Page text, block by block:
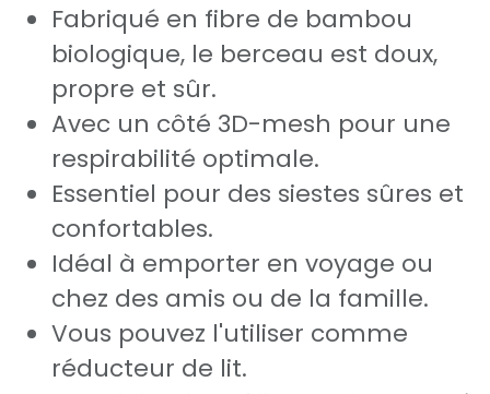
Fabriqué en fibre de bambou
biologique, le berceau est doux,
propre et sûr.
Avec un côté 3D-mesh pour une
respirabilité optimale.
Essentiel pour des siestes sûres et
confortables.
Idéal à emporter en voyage ou
chez des amis ou de la famille.
Vous pouvez l'utiliser comme
réducteur de lit.